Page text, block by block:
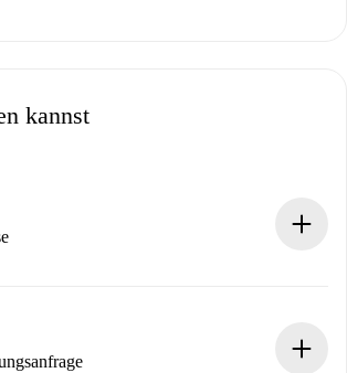
kannst
notwendigen Informationen im Voraus.